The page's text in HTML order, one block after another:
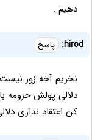
دهیم .
hirod: پاسخ
نخریم آخه زور
دلالی پولش حرومه
کن اعتقاد نداری